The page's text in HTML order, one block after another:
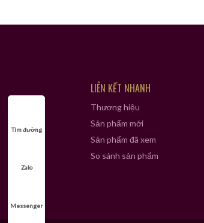
LIÊN KẾT NHANH
Thương hiệu
Sản phẩm mới
Sản phẩm đã xem
So sánh sản phẩm
Tìm đường
Zalo
Messenger